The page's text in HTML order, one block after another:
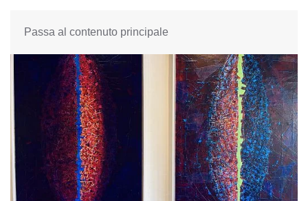
Passa al contenuto principale